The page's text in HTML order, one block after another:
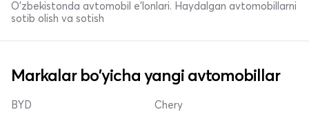
O'zbekistonda avtomobil e’lonlari. Haydalgan avtomobillarni
sotib olish va sotish
Markalar bo'yicha yangi avtomobillar
BYD Chery